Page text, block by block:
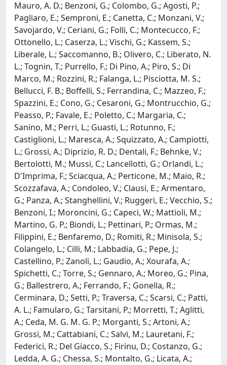
Mauro, A. D.; Benzoni, G.; Colombo, G.; Agosti, P.;
Pagliaro, E.; Semproni, E.; Canetta, C.; Monzani, V.;
Savojardo, V.; Ceriani, G.; Folli, C.; Montecucco, F.;
Ottonello, L.; Caserza, L.; Vischi, G.; Kassem, S.;
Liberale, L.; Saccomanno, B.; Olivero, C.; Liberato, N.
L.; Tognin, T.; Purrello, F.; Di Pino, A.; Piro, S.; Di
Marco, M.; Rozzini, R.; Falanga, L.; Pisciotta, M. S.;
Bellucci, F. B.; Boffelli, S.; Ferrandina, C.; Mazzeo, F.;
Spazzini, E.; Cono, G.; Cesaroni, G.; Montrucchio, G.;
Peasso, P.; Favale, E.; Poletto, C.; Margaria, C.;
Sanino, M.; Perri, L.; Guasti, L.; Rotunno, F.;
Castiglioni, L.; Maresca, A.; Squizzato, A.; Campiotti,
L.; Grossi, A.; Diprizio, R. D.; Dentali, F.; Behnke, V.;
Bertolotti, M.; Mussi, C.; Lancellotti, G.; Orlandi, L.;
D'Imprima, F.; Sciacqua, A.; Perticone, M.; Maio, R.;
Scozzafava, A.; Condoleo, V.; Clausi, E.; Armentaro,
G.; Panza, A.; Stanghellini, V.; Ruggeri, E.; Vecchio, S.;
Benzoni, I.; Moroncini, G.; Capeci, W.; Mattioli, M.;
Martino, G. P.; Biondi, L.; Pettinari, P.; Ormas, M.;
Filippini, E.; Benfaremo, D.; Romiti, R.; Minisola, S.;
Colangelo, L.; Cilli, M.; Labbadia, G.; Pepe, J.;
Castellino, P.; Zanoli, L.; Gaudio, A.; Xourafa, A.;
Spichetti, C.; Torre, S.; Gennaro, A.; Moreo, G.; Pina,
G.; Ballestrero, A.; Ferrando, F.; Gonella, R.;
Cerminara, D.; Setti, P.; Traversa, C.; Scarsi, C.; Patti,
A. L.; Famularo, G.; Tarsitani, P.; Morretti, T.; Aglitti,
A.; Ceda, M. G. M. G. P.; Morganti, S.; Artoni, A.;
Grossi, M.; Cattabiani, C.; Salvi, M.; Lauretani, F.;
Federici, R.; Del Giacco, S.; Firinu, D.; Costanzo, G.;
Ledda, A. G.; Chessa, S.; Montalto, G.; Licata, A.;